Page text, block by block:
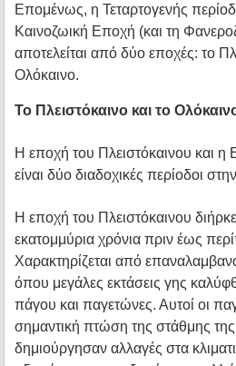
Επομένως, η Τεταρτογενής
Καινοζωική Εποχή (και τη
αποτελείται από δύο εποχές: το
Ολόκαινο.
Το Πλειστόκαινο και το
Η εποχή του Πλειστόκαινου και
είναι δύο διαδοχικές περίοδοι
Η εποχή του Πλειστόκαινου
εκατομμύρια χρόνια πριν έως
Χαρακτηρίζεται από
όπου μεγάλες εκτάσεις γης
πάγου και παγετώνες. Αυτοί οι
σημαντική πτώση της στάθμης
δημιούργησαν αλλαγές στα